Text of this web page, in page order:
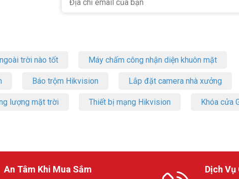
trời nào tốt Máy chấm công nhận diện khuôn mặt
Báo trộm Hikvision Lắp đặt camera nhà xưởng
lượng mặt trời Thiết bị mạng Hikvision Khóa cửa
An Tâm Khi Mua Sắm Dịch Vụ